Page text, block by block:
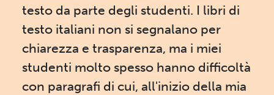
testo da parte degli studenti. I libri di
testo italiani non si segnalano per
chiarezza e trasparenza, ma i miei
studenti molto spesso hanno difficoltà
con paragrafi di cui, all'inizio della mia